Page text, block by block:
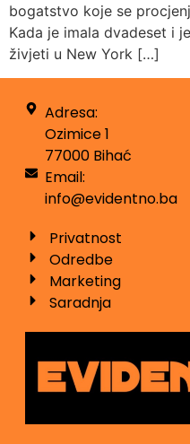
bogatstvo koje se
Kada je imala dvadeset i
živjeti u New York […]
Adresa:
Ozimice 1
77000 Bihać
Email:
info@evidentno.ba
Privatnost
Odredbe
Marketing
Saradnja